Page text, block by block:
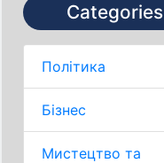
Categories
Політика
Бізнес
Мистецтво та